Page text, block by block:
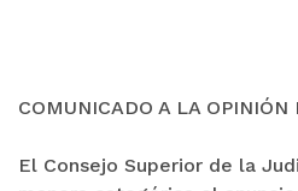
COMUNICADO A LA OPINIÓN
El Consejo Superior de la